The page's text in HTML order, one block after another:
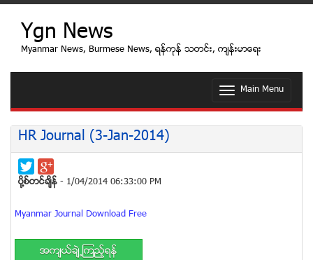
Ygn News
Myanmar News, Burmese News, ရန္ကုန္ သတင္း, က်န္းမာေရး
T
g
e
Main Menu
HR Journal (3-Jan-2014)
ပုိ႔စ္တင္ခ်ိန္ - 1/04/2014 06:33:00 PM
Myanmar Journal Download Free
အက်ယ္ခ်ဲ႕ၾကည့္ရန္